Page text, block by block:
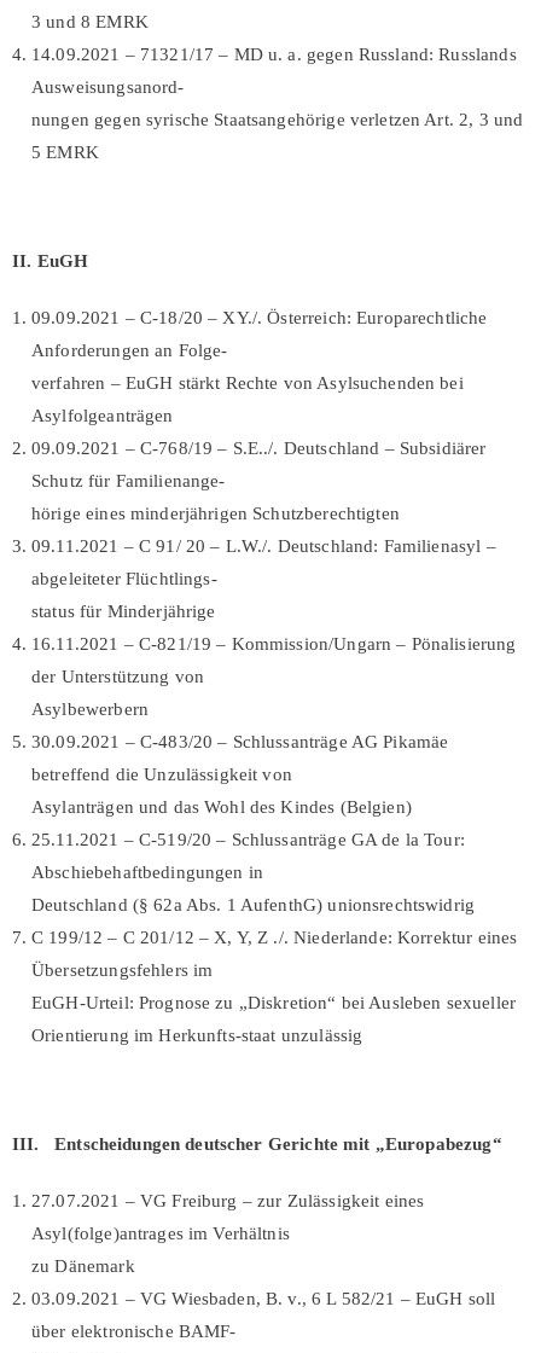
3 und 8 EMRK
14.09.2021 – 71321/17 – MD u. a. gegen Russland: Russlands
Ausweisungsanord-
nungen gegen syrische Staatsangehörige verletzen Art. 2, 3 und
5 EMRK
II. EuGH
09.09.2021 – C-18/20 – XY./. Österreich: Europarechtliche
Anforderungen an Folge-
verfahren – EuGH stärkt Rechte von Asylsuchenden bei
Asylfolgeanträgen
09.09.2021 – C-768/19 – S.E../. Deutschland – Subsidiärer
Schutz für Familienange-
hörige eines minderjährigen Schutzberechtigten
09.11.2021 – C 91/ 20 – L.W./. Deutschland: Familienasyl –
abgeleiteter Flüchtlings-
status für Minderjährige
16.11.2021 – C-821/19 – Kommission/Ungarn – Pönalisierung
der Unterstützung von
Asylbewerbern
30.09.2021 – C-483/20 – Schlussanträge AG Pikamäe
betreffend die Unzulässigkeit von
Asylanträgen und das Wohl des Kindes (Belgien)
25.11.2021 – C-519/20 – Schlussanträge GA de la Tour:
Abschiebehaftbedingungen in
Deutschland (§ 62a Abs. 1 AufenthG) unionsrechtswidrig
C 199/12 – C 201/12 – X, Y, Z ./. Niederlande: Korrektur eines
Übersetzungsfehlers im
EuGH-Urteil: Prognose zu „Diskretion“ bei Ausleben sexueller
Orientierung im Herkunfts-staat unzulässig
III. Entscheidungen deutscher Gerichte mit „Europabezug“
27.07.2021 – VG Freiburg – zur Zulässigkeit eines
Asyl(folge)antrages im Verhältnis
zu Dänemark
03.09.2021 – VG Wiesbaden, B. v., 6 L 582/21 – EuGH soll
über elektronische BAMF-